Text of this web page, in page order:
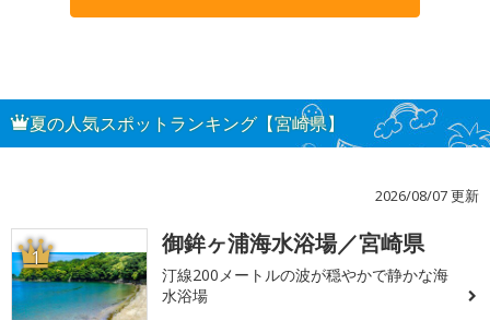
夏の人気スポットランキング【宮崎県】
2026/08/07 更新
1 御鉾ヶ浦海水浴場／宮崎県
汀線200メートルの波が穏やかで静かな海
水浴場